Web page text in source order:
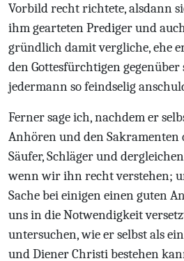
Vorbild recht richtete, alsdann
ihm gearteten Prediger und
gründlich damit vergliche, ehe
den Gottesfürchtigen
jedermann so feindselig
Ferner sage ich, nachdem er
Anhören und den Sakramenten
Säufer, Schläger und
wenn wir ihn recht verstehen;
Sache bei einigen einen guten
uns in die Notwendigkeit
untersuchen, wie er selbst als
und Diener Christi bestehen